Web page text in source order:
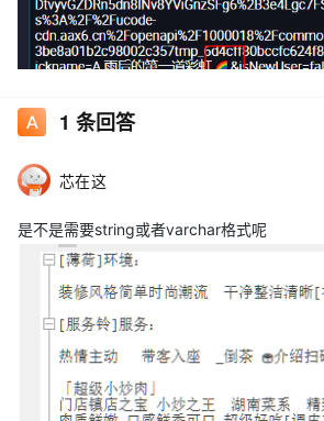
1 条回答
芯在这
是不是需要string或者varchar格式呢